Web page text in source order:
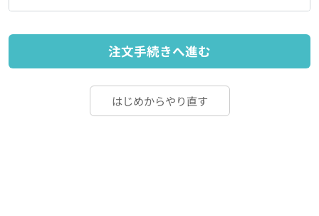
注文手続きへ進む
はじめからやり直す